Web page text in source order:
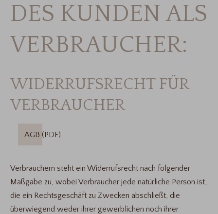
DES KUNDEN ALS
VERBRAUCHER:
WIDERRUFSRECHT FÜR
VERBRAUCHER
AGB (PDF)
Verbrauchern steht ein Widerrufsrecht nach folgender
Maßgabe zu, wobei Verbraucher jede natürliche Person ist,
die ein Rechtsgeschäft zu Zwecken abschließt, die
überwiegend weder ihrer gewerblichen noch ihrer